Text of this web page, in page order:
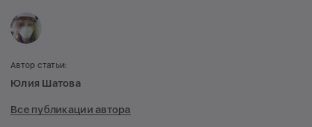
Автор статьи:
Юлия Шатова
Все публикации автора